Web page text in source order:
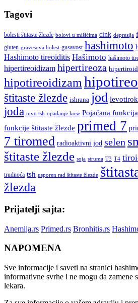
Tagovi
bolesti štitaste žlezde bolovi u mišićima cink depresija
gluten gravesova bolest gusavost hashimoto
Hashimoto tireoiditis Hašimoto hašimoto
hipertireoidizam hipertireoza
hipotireoidizam
štitaste žlezde ishrana jod
joda nivo tsh opadanje kose Pojačana
funkcije štitaste žlezde primed 7
7 tiromed radioaktivni jod selen
štitaste žlezde soja struma T3 T4
trudnoća tsh usporen rad štitaste žlezde
žlezda
Prijatelji sajta:
Anemija.rs Primed.rs Bronhitis.rs
NAPOMENA
Sve informacije i saveti na stranici
informativne svrhe i ne mogu da zamene
lekara.